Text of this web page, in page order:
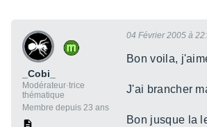
_Cobi_
Modérateur·trice
thématique
Membre depuis 23 ans
04 Février 2005 à
Bon voila,
J'ai brancher
Bon jusque la